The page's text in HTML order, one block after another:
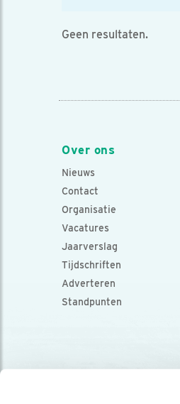
Geen resultaten.
Over ons
Nieuws
Contact
Organisatie
Vacatures
Jaarverslag
Tijdschriften
Adverteren
Standpunten